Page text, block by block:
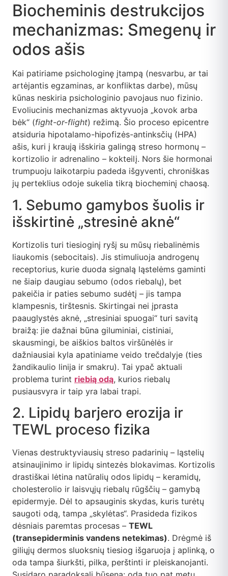
Biocheminis destrukcijos
mechanizmas: Smegenų ir
odos ašis
Kai patiriame psichologinę įtampą (nesvarbu, ar tai
artėjantis egzaminas, ar konfliktas darbe), mūsų
kūnas neskiria psichologinio pavojaus nuo fizinio.
Evoliucinis mechanizmas aktyvuoja „kovok arba
bėk“ (fight-or-flight) režimą. Šio proceso epicentre
atsiduria hipotalamo-hipofizės-antinksčių (HPA)
ašis, kuri į kraują išskiria galingą streso hormonų –
kortizolio ir adrenalino – kokteilį. Nors šie hormonai
trumpuoju laikotarpiu padeda išgyventi, chroniškas
jų perteklius odoje sukelia tikrą biocheminį chaosą.
1. Sebumo gamybos šuolis ir
išskirtinė „stresinė aknė“
Kortizolis turi tiesioginį ryšį su mūsų riebalinėmis
liaukomis (sebocitais). Jis stimuliuoja androgenų
receptorius, kurie duoda signalą ląstelėms gaminti
ne šiaip daugiau sebumo (odos riebalų), bet
pakeičia ir paties sebumo sudėtį – jis tampa
klampesnis, tirštesnis. Skirtingai nei įprasta
paauglystės aknė, „stresiniai spuogai“ turi savitą
braižą: jie dažnai būna giluminiai, cistiniai,
skausmingi, be aiškios baltos viršūnėlės ir
dažniausiai kyla apatiniame veido trečdalyje (ties
žandikaulio linija ir smakru). Tai ypač aktuali
problema turint riebią odą, kurios riebalų
pusiausvyra ir taip yra labai trapi.
2. Lipidų barjero erozija ir
TEWL proceso fizika
Vienas destruktyviausių streso padarinių – ląstelių
atsinaujinimo ir lipidų sintezės blokavimas. Kortizolis
drastiškai lėtina natūralių odos lipidų – keramidų,
cholesterolio ir laisvųjų riebalų rūgščių – gamybą
epidermyje. Dėl to apsauginis skydas, kuris turėtų
saugoti odą, tampa „skylėtas“. Prasideda fizikos
dėsniais paremtas procesas – TEWL
(transepiderminis vandens netekimas). Drėgmė iš
giliųjų dermos sluoksnių tiesiog išgaruoja į aplinką, o
oda tampa šiurkšti, pilka, perštinti ir pleiskanojanti.